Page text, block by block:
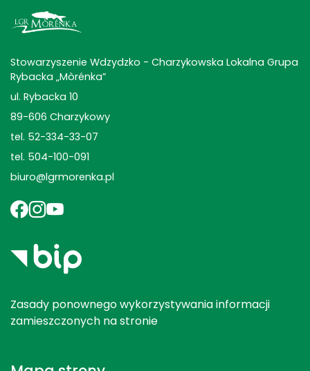
Stowarzyszenie Wdzydzko - Charzykowska Lokalna Grupa
Rybacka „Mòrénka”
ul. Rybacka 10
89-606 Charzykowy
tel. 52-334-33-07
tel. 504-100-091
biuro@lgrmorenka.pl
Zasady ponownego wykorzystywania informacji
zamieszczonych na stronie